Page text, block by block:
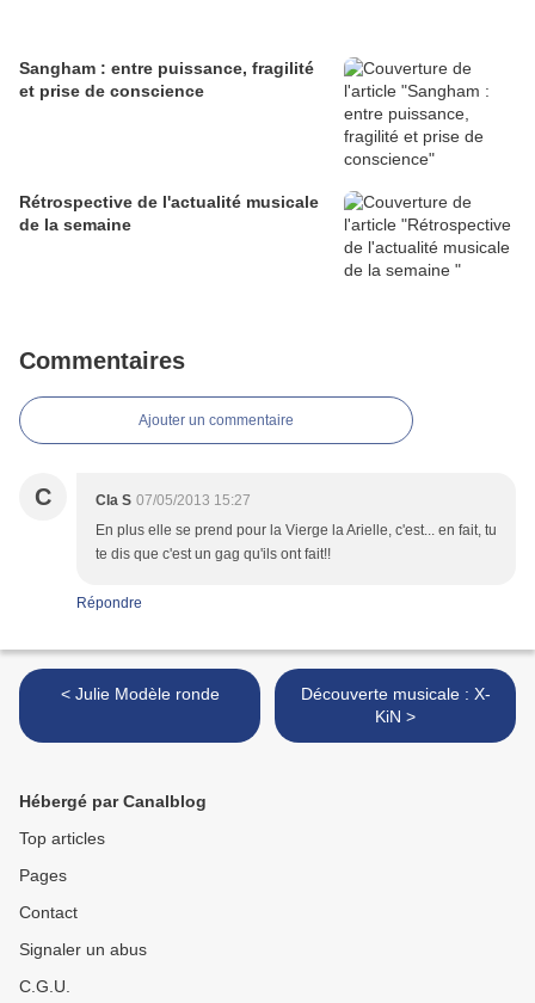
Sangham : entre puissance, fragilité
et prise de conscience
Rétrospective de l'actualité musicale
de la semaine
Commentaires
Ajouter un commentaire
C Cla S 07/05/2013 15:27
En plus elle se prend pour la Vierge la Arielle, c'est... en fait, tu
te dis que c'est un gag qu'ils ont fait!!
Répondre
< Julie Modèle ronde
Découverte musicale : X-
KiN >
Hébergé par Canalblog
Top articles
Pages
Contact
Signaler un abus
C.G.U.